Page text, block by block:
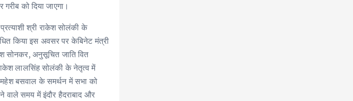
को दिया जाएगा।
श्री राकेश सोलंकी के
किया इस अवसर पर केबिनेट मंत्री
सोनकर, अनुसूचित जाति वित
लालसिंह सोलंकी के नेतृत्व में
महेश बसवाल के समर्थन में सभा को
वाले समय में इंदौर हैदराबाद और